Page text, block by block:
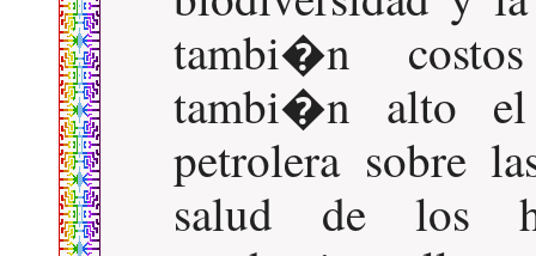
tambi�n
tambi�n alto
petrolera sobre
salud de los